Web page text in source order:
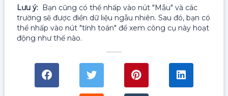
Lưu ý: Bạn cũng có thể nhấp vào nút "Mẫu" và các
trường sẽ được điền dữ liệu ngẫu nhiên. Sau đó, bạn có
thể nhấp vào nút "tính toán" để xem công cụ này hoạt
động như thế nào.